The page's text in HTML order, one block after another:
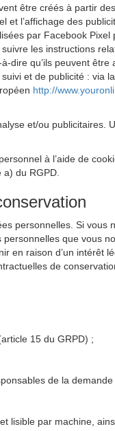
être créés à partir
l’affichage des
par Facebook
les instructions
dire qu’ils peuvent
et de publicité : via
http://
et/ou publicitaires.
à l’aide de
du RGPD.
personnelles. Si vous
que vous
en raison d’un intérêt
de
15 du GRPD) ;
de la
lisible par machine,